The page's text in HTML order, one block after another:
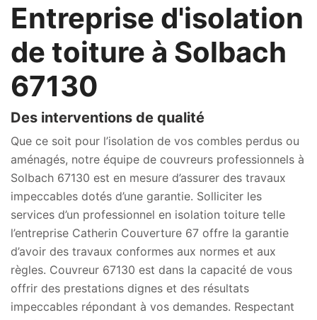
Entreprise d'isolation
de toiture à Solbach
67130
Des interventions de qualité
Que ce soit pour l’isolation de vos combles perdus ou
aménagés, notre équipe de couvreurs professionnels à
Solbach 67130 est en mesure d’assurer des travaux
impeccables dotés d’une garantie. Solliciter les
services d’un professionnel en isolation toiture telle
l’entreprise Catherin Couverture 67 offre la garantie
d’avoir des travaux conformes aux normes et aux
règles. Couvreur 67130 est dans la capacité de vous
offrir des prestations dignes et des résultats
impeccables répondant à vos demandes. Respectant